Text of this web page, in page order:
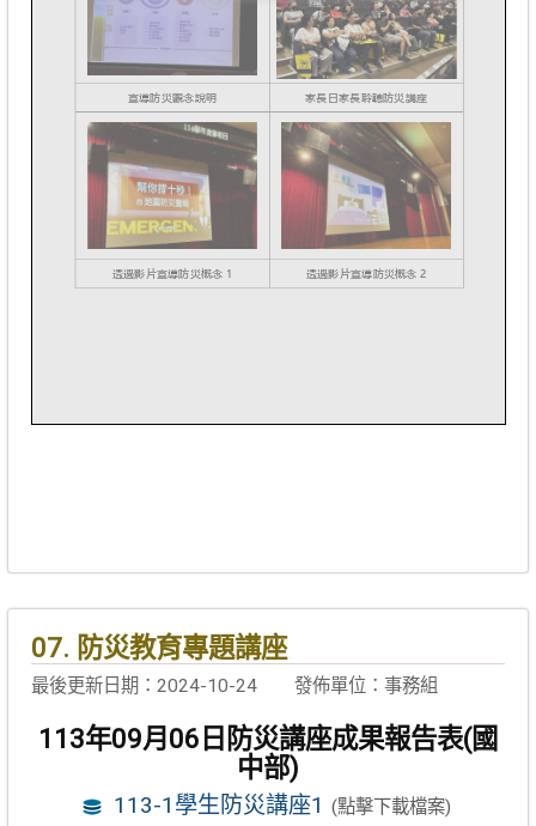
07. 防災教育專題講座
最後更新日期：2024-10-24 發佈單位：事務組
113年09月06日防災講座成果報告表(國
中部)
113-1學生防災講座1 (點擊下載檔案)